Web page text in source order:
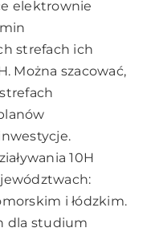
elektrownie
strefach ich
Można szacować,
10H
i łódzkim.
dla studium